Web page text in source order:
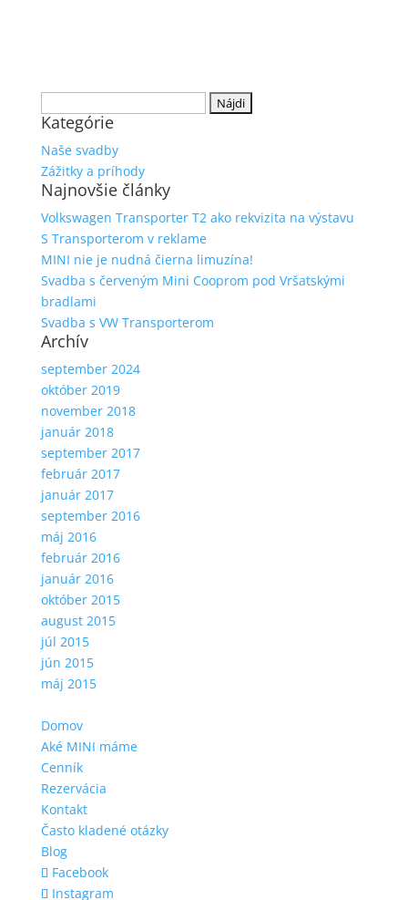
Kategórie
Naše svadby
Zážitky a príhody
Najnovšie články
Volkswagen Transporter T2 ako rekvizita na výstavu
S Transporterom v reklame
MINI nie je nudná čierna limuzína!
Svadba s červeným Mini Cooprom pod Vršatskými
bradlami
Svadba s VW Transporterom
Archív
september 2024
október 2019
november 2018
január 2018
september 2017
február 2017
január 2017
september 2016
máj 2016
február 2016
január 2016
október 2015
august 2015
júl 2015
jún 2015
máj 2015
Domov
Aké MINI máme
Cenník
Rezervácia
Kontakt
Často kladené otázky
Blog
Facebook
Instagram